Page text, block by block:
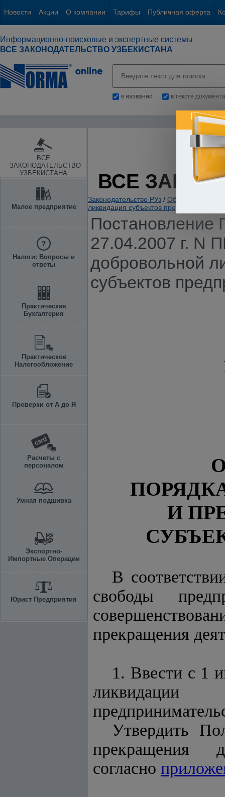
Новости Акции О компании Тарифы Публичная оферта
Информационно-поисковые и экспертные системы
ВСЕ ЗАКОНОДАТЕЛЬСТВО УЗБЕКИСТАНА
в названии в тексте документа
ВСЕ
ЗАКОНОДАТЕЛЬСТВО
УЗБЕКИСТАНА
Малое предприятие
Налоги: Вопросы и
ответы
Практическая
Бухгалтерия
Практическое
Налогообложение
Проверки от А до Я
Расчеты с
персоналом
Умная подшивка
Экспортно-
Импортные Операции
Юрист Предприятия
ВСЕ
Законодательство РУз / Общие вопросы
ликвидация субъектов
Постановление
27.04.2007 г. N
добровольной
субъектов
И
В
свободы
прекращения
1. Ввести с 1
ликвидации
Утвердить
прекращения
согласно